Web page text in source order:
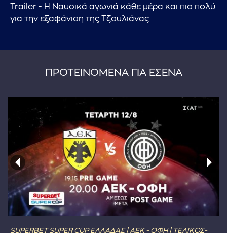
Trailer - H Ναυσικά αγωνιά κάθε μέρα και πιο πολύ
για την εξαφάνιση της Τζουλιάνας
ΠΡΟΤΕΙΝΟΜΕΝΑ ΓΙΑ ΕΣΕΝΑ
SUPERBET SUPER CUP ΕΛΛΑΔΑΣ | ΑΕΚ - ΟΦΗ | ΤΕΛΙΚΟΣ-